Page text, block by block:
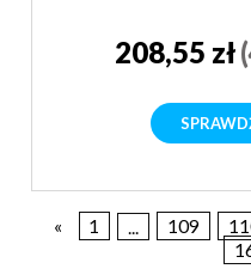
208,55 zł
« 1 109